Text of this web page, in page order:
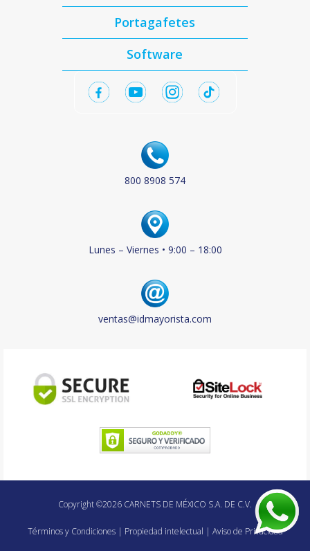
Portagafetes
Software
800 8908 574
Lunes – Viernes • 9:00 – 18:00
ventas@idmayorista.com
Copyright ©2026 CARNETS DE MÉXICO S.A. DE C.V.
Términos y Condiciones | Propiedad intelectual | Aviso de Privacidad